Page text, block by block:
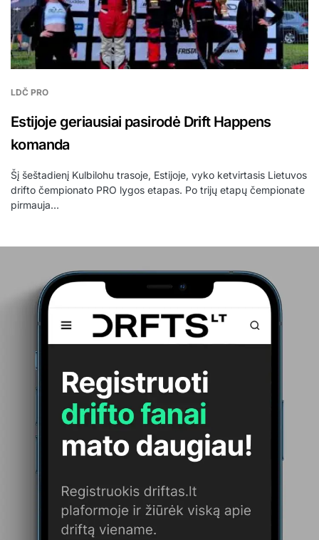
LDČ PRO
Estijoje geriausiai pasirodė Drift Happens
komanda
Šį šeštadienį Kulbilohu trasoje, Estijoje, vyko ketvirtasis Lietuvos
drifto čempionato PRO lygos etapas. Po trijų etapų čempionate
pirmauja…